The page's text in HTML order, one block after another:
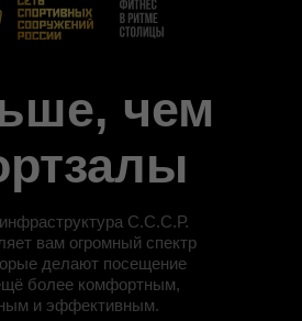
чем
С.С.С.Р.
вам огромный спектр
делают посещение
более комфортным,
и эффективным.